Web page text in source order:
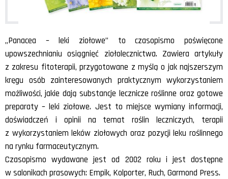
„Panacea – leki ziołowe” to czasopismo poświęcone
upowszechnianiu osiągnięć ziołolecznictwa. Zawiera artykuły
z zakresu fitoterapii, przygotowane z myślą o jak najszerszym
kręgu osób zainteresowanych praktycznym wykorzystaniem
możliwości, jakie dają substancje lecznicze roślinne oraz gotowe
preparaty – leki ziołowe. Jest to miejsce wymiany informacji,
doświadczeń i opinii na temat roślin leczniczych, terapii
z wykorzystaniem leków ziołowych oraz pozycji leku roślinnego
na rynku farmaceutycznym.
Czasopismo wydawane jest od 2002 roku i jest dostępne
w salonikach prasowych: Empik, Kolporter, Ruch, Garmond Press.